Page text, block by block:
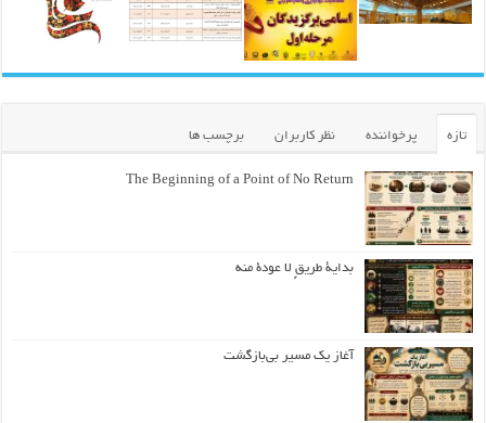
تازه پرخواننده نظر کاربران برچسب ها
The Beginning of a Point of No Return
بداية طريقٍ لا عودة منه
آغاز یک مسیر بی‌بازگشت